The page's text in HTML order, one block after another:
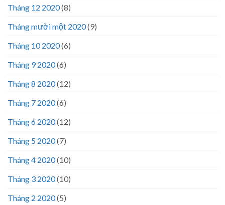
Tháng 12 2020(8)
Tháng mười một 2020(9)
Tháng 10 2020(6)
Tháng 9 2020(6)
Tháng 8 2020(12)
Tháng 7 2020(6)
Tháng 6 2020(12)
Tháng 5 2020(7)
Tháng 4 2020(10)
Tháng 3 2020(10)
Tháng 2 2020(5)